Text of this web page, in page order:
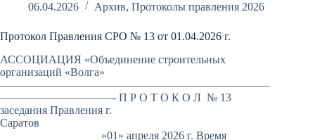
06.04.2026 Архив, Протоколы правления 2026
Протокол Правления СРО № 13 от 01.04.2026 г.
АССОЦИАЦИЯ «Объединение строительных
организаций «Волга»
————————————————————————
——————————- П Р О Т О К О Л № 13
заседания Правления г.
Саратов
«01» апреля 2026 г. Время